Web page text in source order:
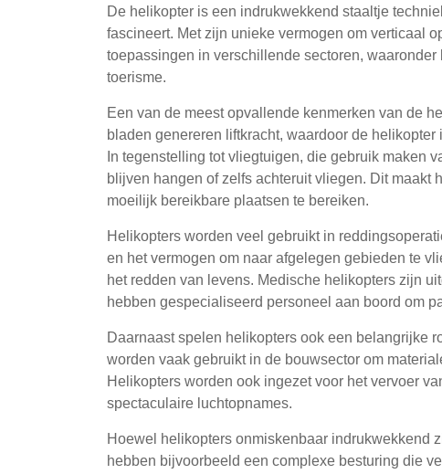
De helikopter is een indrukwekkend staaltje
fascineert. Met zijn unieke vermogen om verticaal
toepassingen in verschillende sectoren,
toerisme.
Een van de meest opvallende kenmerken van de
bladen genereren liftkracht, waardoor de
In tegenstelling tot vliegtuigen, die gebruik maken
blijven hangen of zelfs achteruit vliegen. Dit maakt
moeilijk bereikbare plaatsen te bereiken.
Helikopters worden veel gebruikt in
en het vermogen om naar afgelegen gebieden te
het redden van levens. Medische helikopters zijn
hebben gespecialiseerd personeel aan boord om
Daarnaast spelen helikopters ook een belangrijke
worden vaak gebruikt in de bouwsector om
Helikopters worden ook ingezet voor het vervoer
spectaculaire luchtopnames.
Hoewel helikopters onmiskenbaar indrukwekkend
hebben bijvoorbeeld een complexe besturing die